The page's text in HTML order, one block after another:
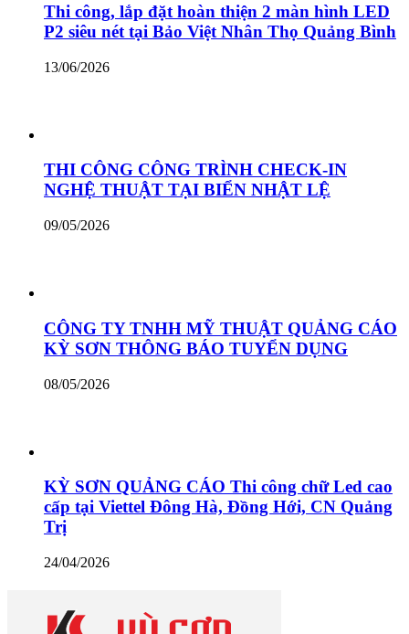
Thi công, lắp đặt hoàn thiện 2 màn hình LED
P2 siêu nét tại Bảo Việt Nhân Thọ Quảng Bình
13/06/2026
THI CÔNG CÔNG TRÌNH CHECK-IN
NGHỆ THUẬT TẠI BIỂN NHẬT LỆ
09/05/2026
CÔNG TY TNHH MỸ THUẬT QUẢNG CÁO
KỲ SƠN THÔNG BÁO TUYỂN DỤNG
08/05/2026
KỲ SƠN QUẢNG CÁO Thi công chữ Led cao
cấp tại Viettel Đông Hà, Đồng Hới, CN Quảng
Trị
24/04/2026